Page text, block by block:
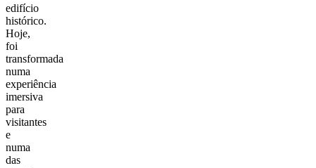
edifício
histórico.
Hoje,
foi
transformada
numa
experiência
imersiva
para
visitantes
e
numa
das